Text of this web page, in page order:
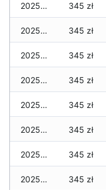
2025-12-30 345 zł
2025-12-29 345 zł
2025-12-28 345 zł
2025-12-27 345 zł
2025-12-26 345 zł
2025-12-25 345 zł
2025-12-24 345 zł
2025-12-23 345 zł